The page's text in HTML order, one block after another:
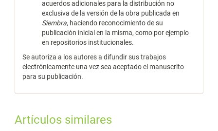
acuerdos adicionales para la distribución no
exclusiva de la versión de la obra publicada en
Siembra, haciendo reconocimiento de su
publicación inicial en la misma, como por ejemplo
en repositorios institucionales.
Se autoriza a los autores a difundir sus trabajos
electrónicamente una vez sea aceptado el manuscrito
para su publicación.
Artículos similares